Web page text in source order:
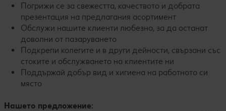
Погрижи се за свежестта, качеството и добрата
презентация на предлагания асортимент
Обслужи нашите клиенти любезно, за да останат
доволни от пазаруването
Подкрепи колегите и в други дейности, свързани със
стоките и обслужването на клиентите ни
Поддържай добър вид и хигиена на работното си
място
Нашето предложение: